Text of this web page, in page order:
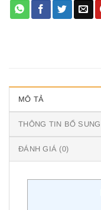
MÔ TẢ
THÔNG TIN BỔ SUNG
ĐÁNH GIÁ (0)